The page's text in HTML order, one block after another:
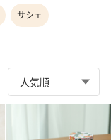
サシェ